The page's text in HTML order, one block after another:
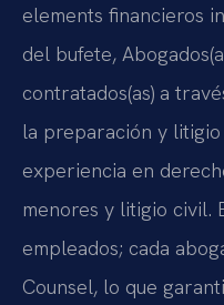
elements financieros
del bufete,
contratados(as) a
la preparación y
experiencia en
menores y litigio civil.
empleados; cada
Counsel, lo que